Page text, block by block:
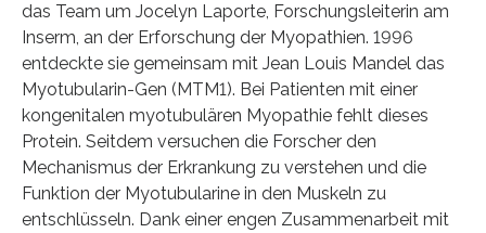
das Team um Jocelyn Laporte, Forschungsleiterin am
Inserm, an der Erforschung der Myopathien. 1996
entdeckte sie gemeinsam mit Jean Louis Mandel das
Myotubularin-Gen (MTM1). Bei Patienten mit einer
kongenitalen myotubulären Myopathie fehlt dieses
Protein. Seitdem versuchen die Forscher den
Mechanismus der Erkrankung zu verstehen und die
Funktion der Myotubularine in den Muskeln zu
entschlüsseln. Dank einer engen Zusammenarbeit mit